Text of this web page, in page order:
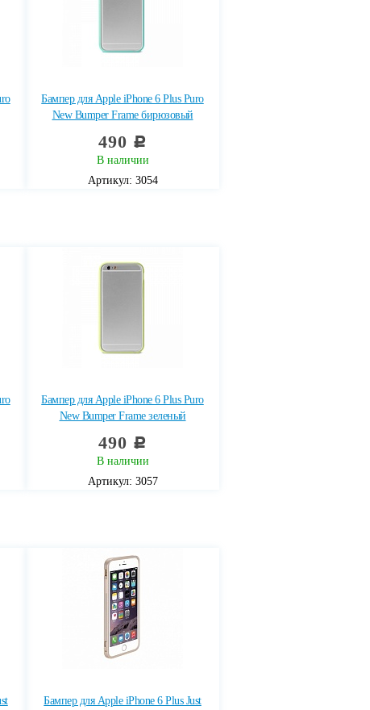
Бампер для Apple iPhone 6 Plus Puro
New Bumper Frame бирюзовый
490 c
В наличии
Артикул: 3054
Бампер для Apple iPhone 6 Plus Puro
New Bumper Frame зеленый
490 c
В наличии
Артикул: 3057
Бампер для Apple iPhone 6 Plus Just